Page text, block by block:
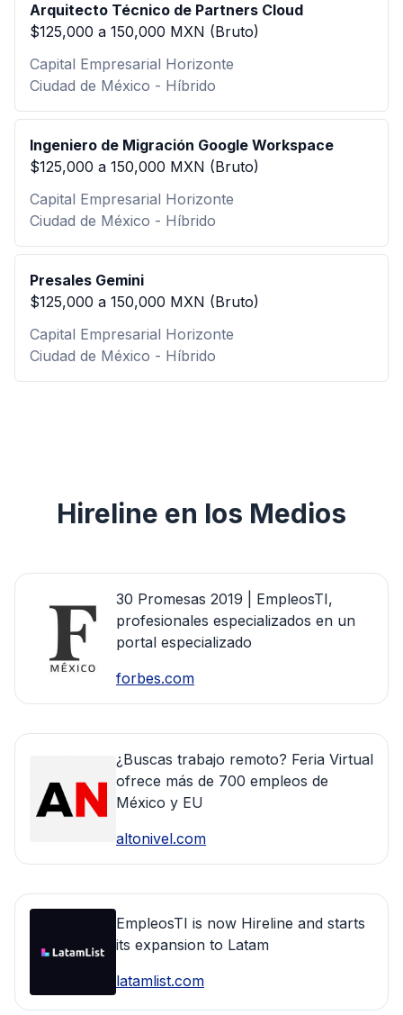
Arquitecto Técnico de Partners Cloud
$125,000 a 150,000 MXN (Bruto)
Capital Empresarial Horizonte
Ciudad de México - Híbrido
Ingeniero de Migración Google Workspace
$125,000 a 150,000 MXN (Bruto)
Capital Empresarial Horizonte
Ciudad de México - Híbrido
Presales Gemini
$125,000 a 150,000 MXN (Bruto)
Capital Empresarial Horizonte
Ciudad de México - Híbrido
Hireline en los Medios
30 Promesas 2019 | EmpleosTI,
profesionales especializados en un
portal especializado
forbes.com
¿Buscas trabajo remoto? Feria Virtual
ofrece más de 700 empleos de
México y EU
altonivel.com
EmpleosTI is now Hireline and starts
its expansion to Latam
latamlist.com